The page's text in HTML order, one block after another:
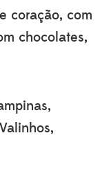
coração, com
chocolates,